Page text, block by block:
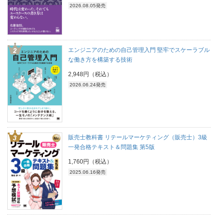
2026.08.05発売
エンジニアのための自己管理入門 堅牢でスケーラブル
な働き方を構築する技術
2,948円（税込）
2026.06.24発売
販売士教科書 リテールマーケティング（販売士）3級
一発合格テキスト＆問題集 第5版
1,760円（税込）
2025.06.16発売